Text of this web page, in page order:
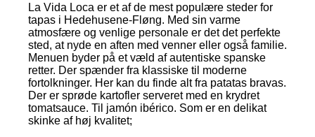
La Vida Loca er et af de mest populære steder for
tapas i Hedehusene-Fløng. Med sin varme
atmosfære og venlige personale er det det perfekte
sted, at nyde en aften med venner eller også familie.
Menuen byder på et væld af autentiske spanske
retter. Der spænder fra klassiske til moderne
fortolkninger. Her kan du finde alt fra patatas bravas.
Der er sprøde kartofler serveret med en krydret
tomatsauce. Til jamón ibérico. Som er en delikat
skinke af høj kvalitet;